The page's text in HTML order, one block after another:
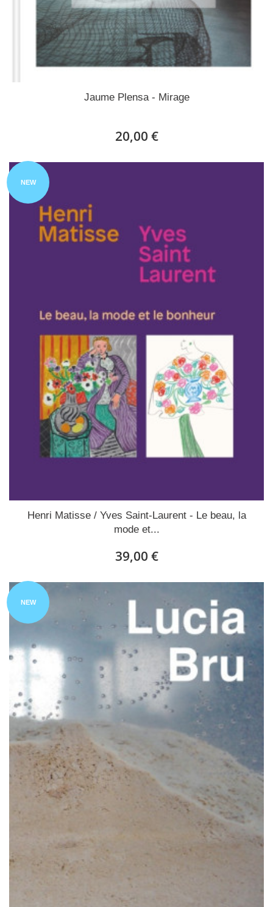
Jaume Plensa - Mirage
20,00 €
NEW
Henri Matisse / Yves Saint-Laurent - Le beau, la
mode et...
39,00 €
NEW